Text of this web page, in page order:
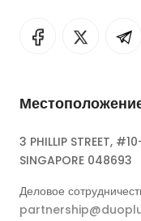
3 PHILLIP STREET,
SINGAPORE 048693
Деловое